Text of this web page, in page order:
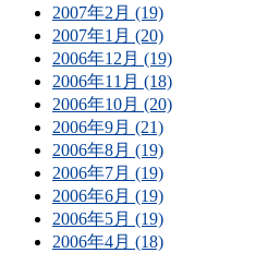
2007年2月 (19)
2007年1月 (20)
2006年12月 (19)
2006年11月 (18)
2006年10月 (20)
2006年9月 (21)
2006年8月 (19)
2006年7月 (19)
2006年6月 (19)
2006年5月 (19)
2006年4月 (18)